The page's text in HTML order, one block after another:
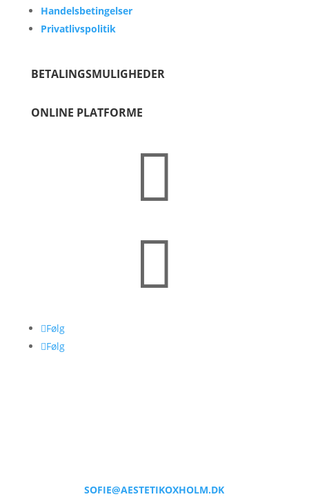
Handelsbetingelser
Privatlivspolitik
BETALINGSMULIGHEDER
ONLINE PLATFORME


Følg
Følg
SOFIE@AESTETIKOXHOLM.DK